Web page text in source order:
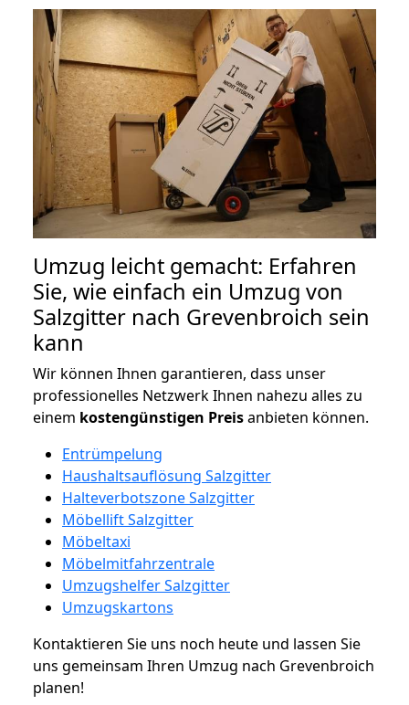
Umzug leicht gemacht: Erfahren
Sie, wie einfach ein Umzug von
Salzgitter nach Grevenbroich sein
kann
Wir können Ihnen garantieren, dass unser
professionelles Netzwerk Ihnen nahezu alles zu
einem kostengünstigen Preisanbieten können.
Entrümpelung
Haushaltsauflösung Salzgitter
Halteverbotszone Salzgitter
Möbellift Salzgitter
Möbeltaxi
Möbelmitfahrzentrale
Umzugshelfer Salzgitter
Umzugskartons
Kontaktieren Sie uns noch heute und lassen Sie
uns gemeinsam Ihren Umzug nach Grevenbroich
planen!